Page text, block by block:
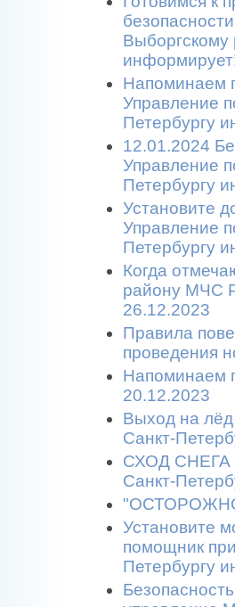
Выборгскому
Напоминаем
Управление
Петербургу
12.01.2024
Управление
Петербургу
Установите
Управление
Петербургу
Когда
району МЧС
26.12.2023
Правила
проведения
Напоминаем
20.12.2023
Выход на
Санкт-
СХОД СНЕГА
Санкт-
Установите
помощник
Петербургу